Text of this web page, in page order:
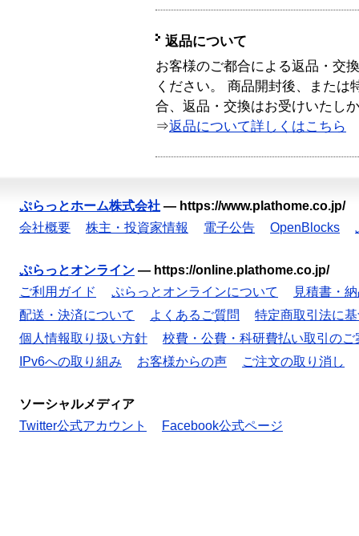
返品について
お客様のご都合による返品・交
ください。 商品開封後、または
合、返品・交換はお受けいたし
⇒返品について詳しくはこちら
ぷらっとホーム株式会社 — https://www.plathome.co.jp/
会社概要
株主・投資家情報 電子公告 OpenBlocks
ぷらっとオンライン — https://online.plathome.co.jp/
ご利用ガイド
ぷらっとオンラインについて
見積書・
配送・決済について
よくあるご質問
特定商取引法に
個人情報取り扱い方針
校費・公費・科研費払い取引のご
IPv6への取り組み
お客様からの声 ご注文の取り消し
ソーシャルメディア
Twitter公式アカウント
Facebook公式ページ